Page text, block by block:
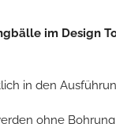
im Design
in den
ohne